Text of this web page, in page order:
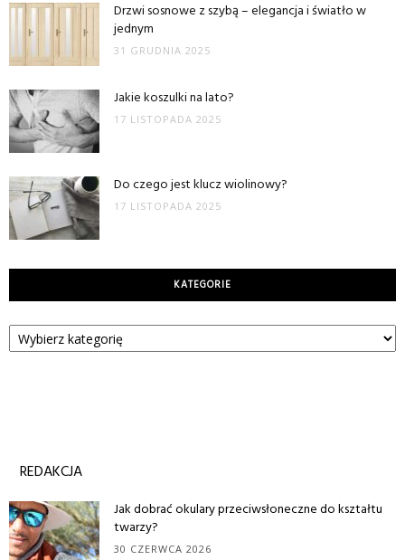
Drzwi sosnowe z szybą – elegancja i światło w
jednym
31 GRUDNIA 2025
Jakie koszulki na lato?
17 LISTOPADA 2025
Do czego jest klucz wiolinowy?
17 LISTOPADA 2025
KATEGORIE
Kategorie
REDAKCJA
Jak dobrać okulary przeciwsłoneczne do kształtu
twarzy?
30 CZERWCA 2026